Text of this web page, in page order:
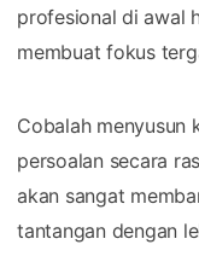
profesional di awal
membuat fokus
Cobalah menyusun
persoalan secara
akan sangat
tantangan dengan